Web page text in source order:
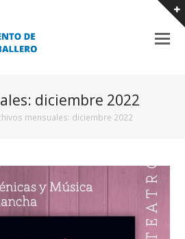
diciembre 2022
mensuales: diciembre 2022